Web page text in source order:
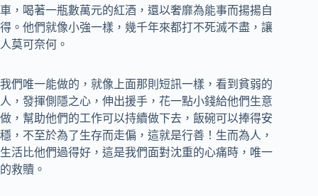
車，喝著一瓶數萬元的紅酒，還以奢靡為能事而揚揚自
得。他們就像小強一樣，幾千年來都打不死滅不盡，讓
人莫可奈何。
我們唯一能做的，就像上面那則短訊一樣，看到貧弱的
人，發揮側隱之心，伸出援手，花一點小錢給他們生意
做，幫助他們的工作可以持續做下去，飯碗可以捧得安
穩，不至於為了生存而走偏，這就是行善！生而為人，
生活比他們過得好，這是我們面對沈重的心痛時，唯一
的救贖。